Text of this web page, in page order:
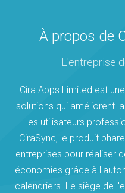
À propos de
L'entreprise
Cira Apps Limited est
solutions qui améliorent
les utilisateurs
CiraSync, le produit
entreprises pour réaliser
économies grâce à
calendriers. Le siège de